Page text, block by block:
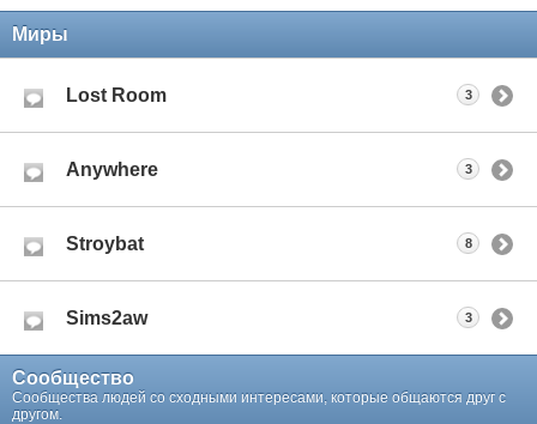
Миры
Lost Room 3
Anywhere 3
Stroybat 8
Sims2aw 3
Сообщество
Сообщества людей со сходными интересами, которые общаются друг с
другом.